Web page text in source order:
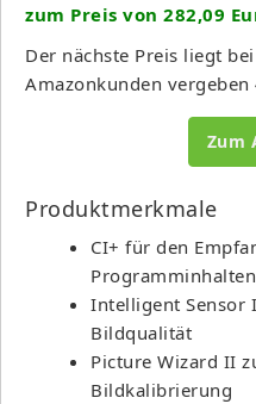
zum Preis von 282,09
Der nächste Preis liegt
Amazonkunden vergeben
Zum
Produktmerkmale
CI+ für den
Programminhalten
Intelligent Sensor
Bildqualität
Picture Wizard II
Bildkalibrierung